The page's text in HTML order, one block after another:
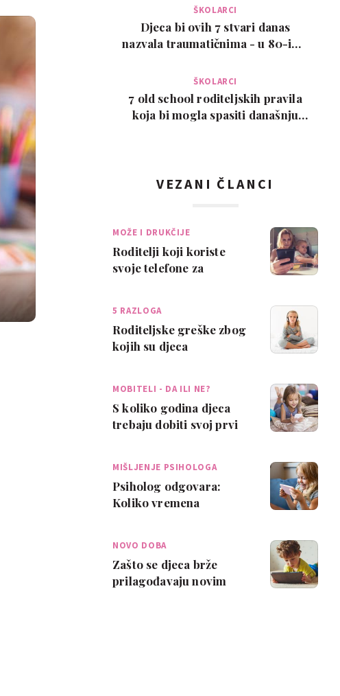
ŠKOLARCI
Djeca bi ovih 7 stvari danas
nazvala traumatičnima - u 80-ima
ŠKOLARCI
7 old school roditeljskih pravila
koja bi mogla spasiti današnju
VEZANI ČLANCI
MOŽE I DRUKČIJE
Roditelji koji koriste
svoje telefone za
5 RAZLOGA
Roditeljske greške zbog
kojih su djeca
MOBITELI - DA ILI NE?
S koliko godina djeca
trebaju dobiti svoj prvi
MIŠLJENJE PSIHOLOGA
Psiholog odgovara:
Koliko vremena
NOVO DOBA
Zašto se djeca brže
prilagođavaju novim